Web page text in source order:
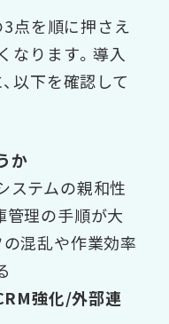
3点を順に押さえ
なります。導入
以下を確認して
か
ステムの親和性
管理の手順が大
の混乱や作業効率
強化/外部連